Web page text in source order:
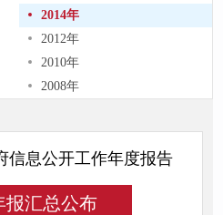
2014年
2012年
2010年
2008年
信息公开工作年度报告
报汇总公布